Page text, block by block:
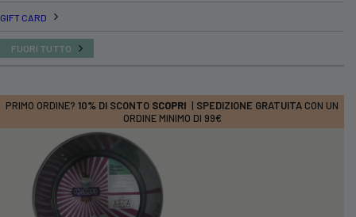
GIFT CARD
FUORI TUTTO
PRIMO ORDINE? 10% DI SCONTO SCOPRI | SPEDIZIONE GRATUITA CON UN
ORDINE MINIMO DI 99€